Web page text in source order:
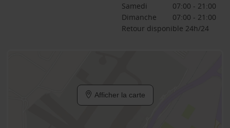
Samedi
07:00 - 21:00
Dimanche
07:00 - 21:00
Retour disponible 24h/24
Afficher la carte